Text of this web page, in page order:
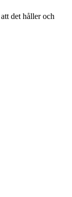
det håller och